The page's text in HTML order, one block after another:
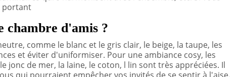
portant
chambre d'amis ?
comme le blanc et le gris clair, le beige, la taupe, les
et éviter d'uniformiser. Pour une ambiance cosy, les
jonc de mer, la laine, le coton, l lin sont très appréciées. Il